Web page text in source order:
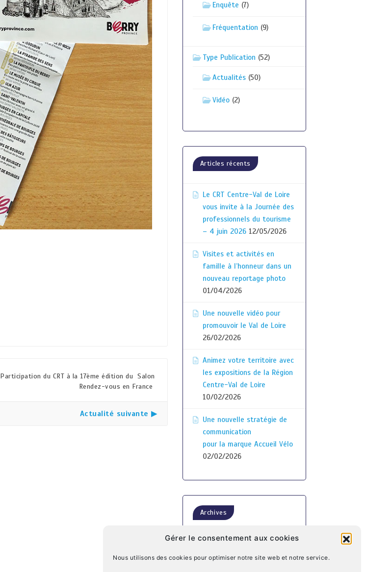
Gérer le consentement aux cookies
Nous utilisons des cookies pour optimiser notre site web et notre service.
Participation du CRT à la 17ème édition du Salon
Rendez-vous en France
Actualité suivante ▶
Enquête (7)
Fréquentation (9)
Type Publication (52)
Actualités(50)
Vidéo(2)
Articles récents
Le CRT Centre-Val de Loire
vous invite à la Journée des
professionnels du tourisme
– 4 juin 2026 12/05/2026
Visites et activités en
famille à l’honneur dans un
nouveau reportage photo
01/04/2026
Une nouvelle vidéo pour
promouvoir le Val de Loire
26/02/2026
Animez votre territoire avec
les expositions de la Région
Centre-Val de Loire
10/02/2026
Une nouvelle stratégie de
communication
pour la marque Accueil Vélo
02/02/2026
Archives